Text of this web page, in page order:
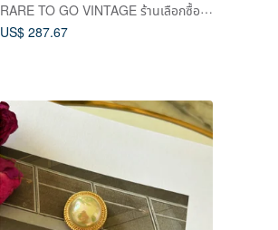
owned Vintage
RARE TO GO VINTAGE ร้านเลือกซื้อสินค้าแบบวินเทจ
US$ 287.67